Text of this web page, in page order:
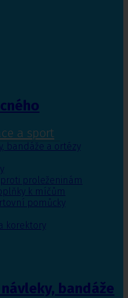
a sport
bandáže a ortézy
proleženinám
k míčům
pomůcky
korektory
bandáže